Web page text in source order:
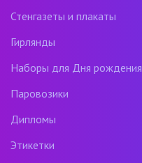
Стенгазеты и плакаты
Гирлянды
Наборы для Дня рождения
Паровозики
Дипломы
Этикетки